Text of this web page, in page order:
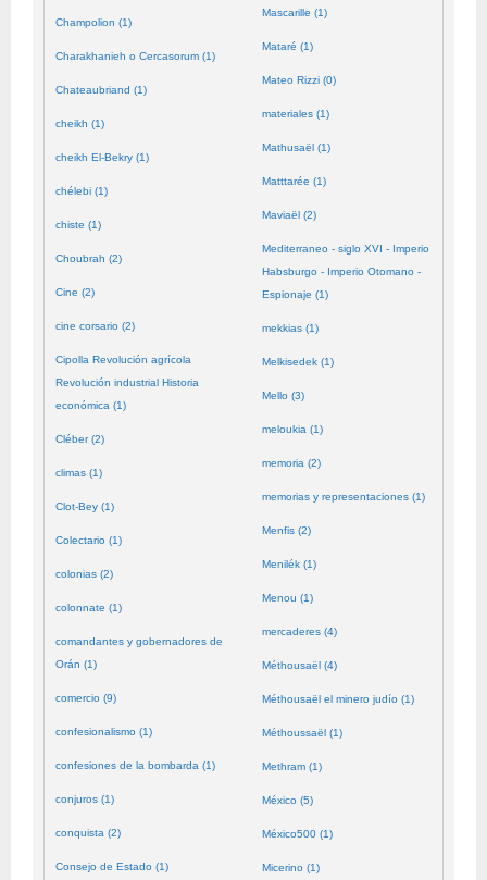
Champolion (1)
Charakhanieh o Cercasorum (1)
Chateaubriand (1)
cheikh (1)
cheikh El-Bekry (1)
chélebi (1)
chiste (1)
Choubrah (2)
Cine (2)
cine corsario (2)
Cipolla Revolución agrícola
Revolución industrial Historia
económica (1)
Cléber (2)
climas (1)
Clot-Bey (1)
Colectario (1)
colonias (2)
colonnate (1)
comandantes y gobernadores de
Orán (1)
comercio (9)
confesionalismo (1)
confesiones de la bombarda (1)
conjuros (1)
conquista (2)
Consejo de Estado (1)
Mascarille (1)
Mataré (1)
Mateo Rizzi (0)
materiales (1)
Mathusaël (1)
Matttarée (1)
Maviaël (2)
Mediterraneo - siglo XVI - Imperio
Habsburgo - Imperio Otomano -
Espionaje (1)
mekkias (1)
Melkisedek (1)
Mello (3)
meloukia (1)
memoria (2)
memorias y representaciones (1)
Menfis (2)
Menilék (1)
Menou (1)
mercaderes (4)
Méthousaël (4)
Méthousaël el minero judío (1)
Méthoussaël (1)
Methram (1)
México (5)
México500 (1)
Micerino (1)